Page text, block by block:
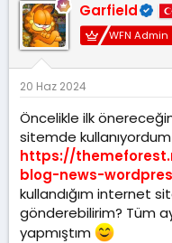
Garfield
WFN Admin
20 Haz 2024
Öncelikle ilk
sitemde
https://
blog-news-
kullandığım internet
gönderebilirim? Tüm
yapmıştım